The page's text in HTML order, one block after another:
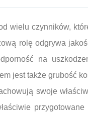
wielu czynników,
rolę odgrywa
na
jest także grubość
swoje